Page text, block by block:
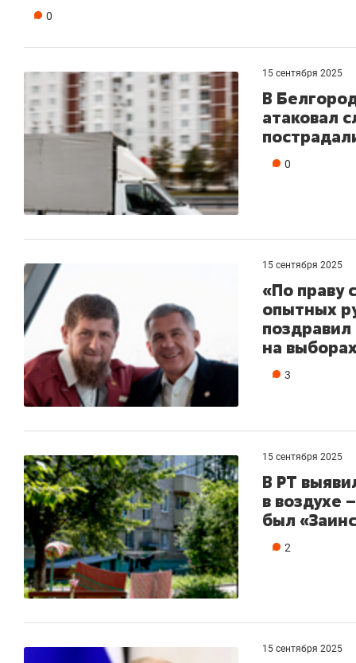
0
15 сентября 2025
В
атаковал
0
15 сентября 2025
«По праву
опытных
на
3
15 сентября 2025
В РТ
в воздухе
был
2
15 сентября 2025